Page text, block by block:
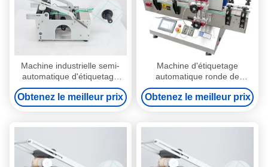
Machine industrielle semi-
automatique d'étiquetage
des bouteilles pour les
bocaux ronds et les canettes
Obtenez le meilleur prix
Machine d'étiquetage
automatique ronde de
bouteille polyvalente pour
l'industrie chimique
Obtenez le meilleur prix